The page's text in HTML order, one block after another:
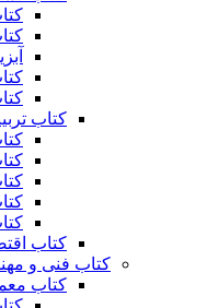
کتاب
کتاب
کتاب فنی و
کتاب